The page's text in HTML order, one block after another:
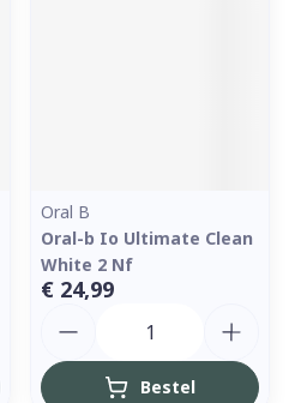
Oral B
Oral-b Io Ultimate Clean
White 2 Nf
€ 24,99
Bestel